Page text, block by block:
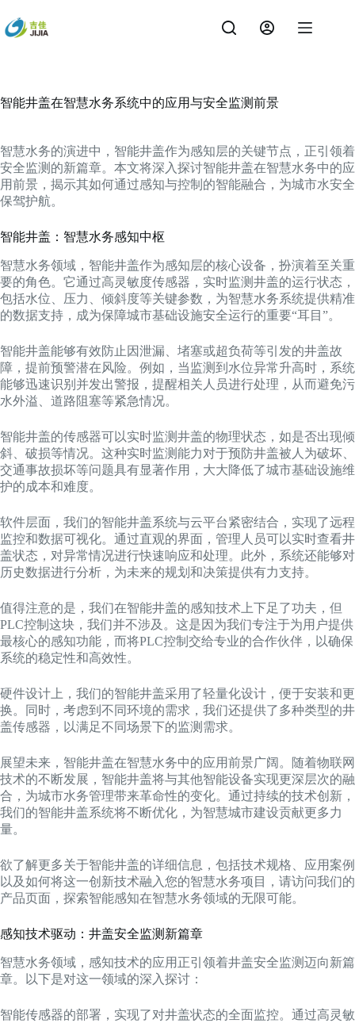
过
内
智能井盖在智慧水务系统中的应用与安全监测前景
智慧水务的演进中，智能井盖作为感知层的关键节点，正引领着
安全监测的新篇章。本文将深入探讨智能井盖在智慧水务中的应
用前景，揭示其如何通过感知与控制的智能融合，为城市水安全
保驾护航。
智能井盖：智慧水务感知中枢
智慧水务领域，智能井盖作为感知层的核心设备，扮演着至关重
要的角色。它通过高灵敏度传感器，实时监测井盖的运行状态，
包括水位、压力、倾斜度等关键参数，为智慧水务系统提供精准
的数据支持，成为保障城市基础设施安全运行的重要“耳目”。
智能井盖能够有效防止因泄漏、堵塞或超负荷等引发的井盖故
障，提前预警潜在风险。例如，当监测到水位异常升高时，系统
能够迅速识别并发出警报，提醒相关人员进行处理，从而避免污
水外溢、道路阻塞等紧急情况。
智能井盖的传感器可以实时监测井盖的物理状态，如是否出现倾
斜、破损等情况。这种实时监测能力对于预防井盖被人为破坏、
交通事故损坏等问题具有显著作用，大大降低了城市基础设施维
护的成本和难度。
软件层面，我们的智能井盖系统与云平台紧密结合，实现了远程
监控和数据可视化。通过直观的界面，管理人员可以实时查看井
盖状态，对异常情况进行快速响应和处理。此外，系统还能够对
历史数据进行分析，为未来的规划和决策提供有力支持。
值得注意的是，我们在智能井盖的感知技术上下足了功夫，但
PLC控制这块，我们并不涉及。这是因为我们专注于为用户提供
最核心的感知功能，而将PLC控制交给专业的合作伙伴，以确保
系统的稳定性和高效性。
硬件设计上，我们的智能井盖采用了轻量化设计，便于安装和更
换。同时，考虑到不同环境的需求，我们还提供了多种类型的井
盖传感器，以满足不同场景下的监测需求。
展望未来，智能井盖在智慧水务中的应用前景广阔。随着物联网
技术的不断发展，智能井盖将与其他智能设备实现更深层次的融
合，为城市水务管理带来革命性的变化。通过持续的技术创新，
我们的智能井盖系统将不断优化，为智慧城市建设贡献更多力
量。
欲了解更多关于智能井盖的详细信息，包括技术规格、应用案例
以及如何将这一创新技术融入您的智慧水务项目，请访问我们的
产品页面，探索智能感知在智慧水务领域的无限可能。
感知技术驱动：井盖安全监测新篇章
智慧水务领域，感知技术的应用正引领着井盖安全监测迈向新篇
章。以下是对这一领域的深入探讨：
智能传感器的部署，实现了对井盖状态的全面监控。通过高灵敏